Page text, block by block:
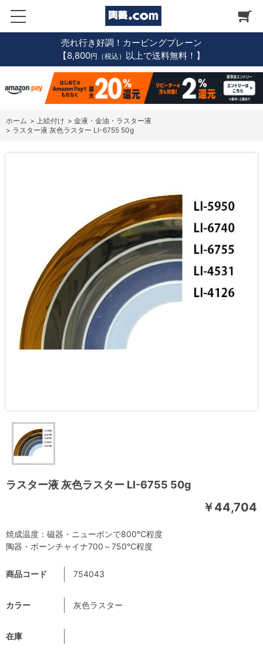
売れ行き好調！カービングプレーン
【8,800円（税込） 以上で送料無料！】
ホーム > 上絵付け > 金液・金油・ラスター液
> ラスター液 灰色ラスター LI-6755 50g
ラスター液 灰色ラスター LI-6755 50g
￥44,704
商品コード 754043
カラー 灰色ラスター
在庫
焼成温度：磁器・ニューボンで800℃程度
陶器・ボーンチャイナ700～750℃程度